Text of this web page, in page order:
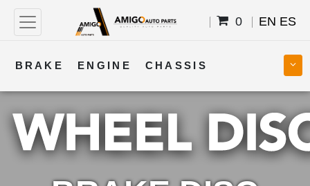
0 EN ES
BRAKE ENGINE CHASSIS
COOLING STEERING BODY
TRANSMISSION FUEL ELECTRICAL